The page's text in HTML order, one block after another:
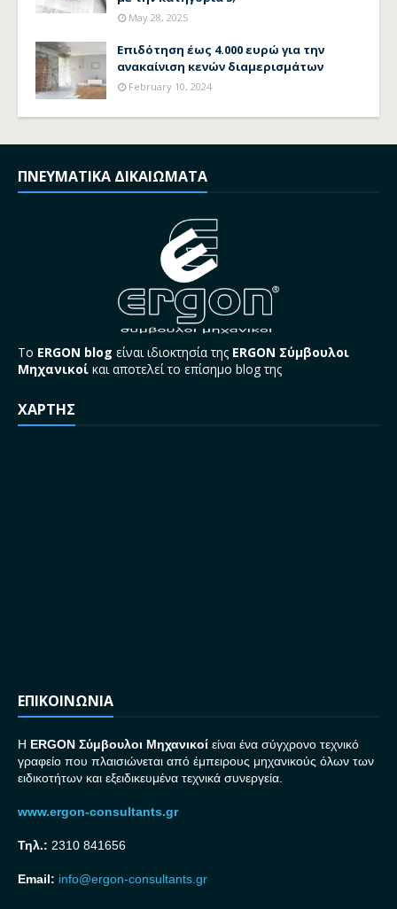
May 28, 2025
Επιδότηση έως 4.000 ευρώ για την
ανακαίνιση κενών διαμερισμάτων
February 10, 2024
ΠΝΕΥΜΑΤΙΚΑ ΔΙΚΑΙΩΜΑΤΑ
Το ERGON blog είναι ιδιοκτησία της ERGON Σύμβουλοι
Μηχανικοί και αποτελεί το επίσημο blog της
ΧΑΡΤΗΣ
ΕΠΙΚΟΙΝΩΝΙΑ
H ERGON Σύμβουλοι Μηχανικοί είναι ένα σύγχρονο τεχνικό
γραφείο που πλαισιώνεται από έμπειρους μηχανικούς όλων των
ειδικοτήτων και εξειδικευμένα τεχνικά συνεργεία.
www.ergon-consultants.gr
Τηλ.: 2310 841656
Email: info@ergon-consultants.gr